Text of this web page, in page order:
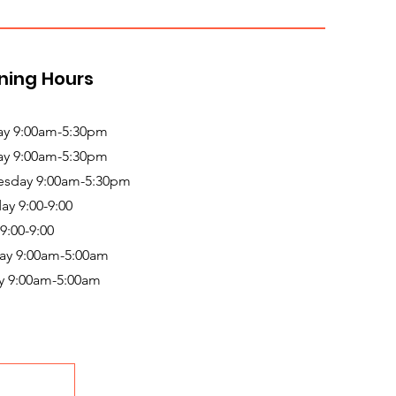
Hours
9:00am-5:30pm
9:00am-5:30pm
9:00am-5:30pm
9:00-9:00
9:00
9:00am-5:00am
9:00am-5:00am